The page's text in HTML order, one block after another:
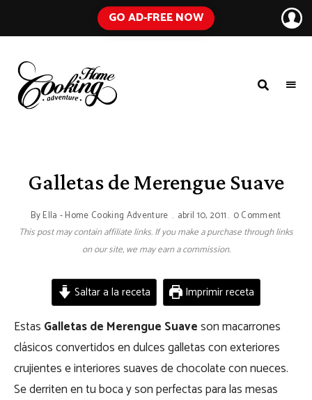
GO AD-FREE NOW
Everyday
Ingredients
Galletas de Merengue Suave
ByElla - Home Cooking Adventure abril 10, 2011 0 Comment
This post may contain affiliate links. If you make a purchase through links
on our site, we may earn a commission.
Saltar a la receta Imprimir receta
Estas Galletas de Merengue Suaveson macarrones
clásicos convertidos en dulces galletas con exteriores
crujientes e interiores suaves de chocolate con nueces.
Se derriten en tu boca y son perfectas para las mesas